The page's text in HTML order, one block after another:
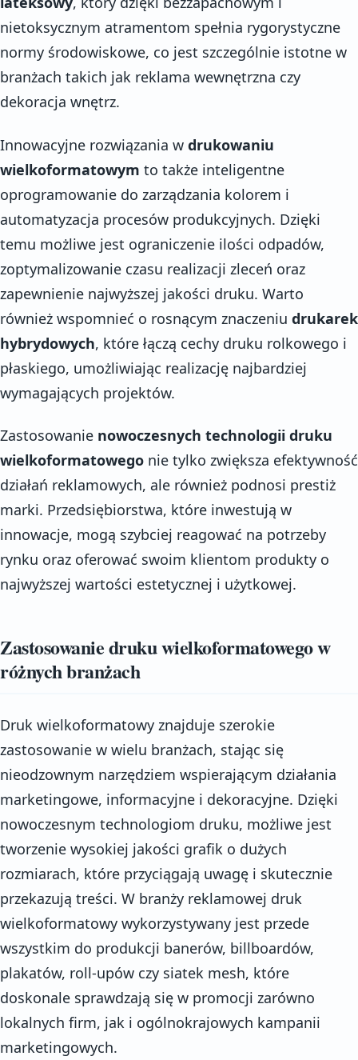
nietoksycznym atramentom spełnia rygorystyczne
normy środowiskowe, co jest szczególnie istotne w
branżach takich jak reklama wewnętrzna czy
dekoracja wnętrz.
Innowacyjne rozwiązania w drukowaniu
wielkoformatowym to także inteligentne
oprogramowanie do zarządzania kolorem i
automatyzacja procesów produkcyjnych. Dzięki
temu możliwe jest ograniczenie ilości odpadów,
zoptymalizowanie czasu realizacji zleceń oraz
zapewnienie najwyższej jakości druku. Warto
również wspomnieć o rosnącym znaczeniu drukarek
hybrydowych, które łączą cechy druku rolkowego i
płaskiego, umożliwiając realizację najbardziej
wymagających projektów.
Zastosowanie nowoczesnych technologii druku
wielkoformatowego nie tylko zwiększa efektywność
działań reklamowych, ale również podnosi prestiż
marki. Przedsiębiorstwa, które inwestują w
innowacje, mogą szybciej reagować na potrzeby
rynku oraz oferować swoim klientom produkty o
najwyższej wartości estetycznej i użytkowej.
Zastosowanie druku wielkoformatowego w
różnych branżach
Druk wielkoformatowy znajduje szerokie
zastosowanie w wielu branżach, stając się
nieodzownym narzędziem wspierającym działania
marketingowe, informacyjne i dekoracyjne. Dzięki
nowoczesnym technologiom druku, możliwe jest
tworzenie wysokiej jakości grafik o dużych
rozmiarach, które przyciągają uwagę i skutecznie
przekazują treści. W branży reklamowej druk
wielkoformatowy wykorzystywany jest przede
wszystkim do produkcji banerów, billboardów,
plakatów, roll-upów czy siatek mesh, które
doskonale sprawdzają się w promocji zarówno
lokalnych firm, jak i ogólnokrajowych kampanii
marketingowych.